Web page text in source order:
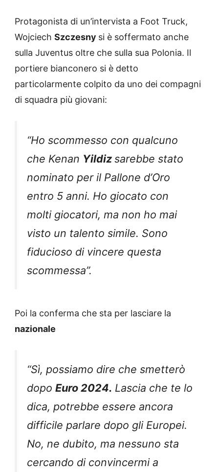
Protagonista di un’intervista a Foot Truck,
Wojciech Szczesny si è soffermato anche
sulla Juventus oltre che sulla sua Polonia. Il
portiere bianconero si è detto
particolarmente colpito da uno dei compagni
di squadra più giovani:
“Ho scommesso con qualcuno
che Kenan Yildizsarebbe stato
nominato per il Pallone d’Oro
entro 5 anni. Ho giocato con
molti giocatori, ma non ho mai
visto un talento simile. Sono
fiducioso di vincere questa
scommessa”.
Poi la conferma che sta per lasciare la
nazionale
“Sì, possiamo dire che smetterò
dopo Euro 2024. Lascia che te lo
dica, potrebbe essere ancora
difficile parlare dopo gli Europei.
No, ne dubito, ma nessuno sta
cercando di convincermi a